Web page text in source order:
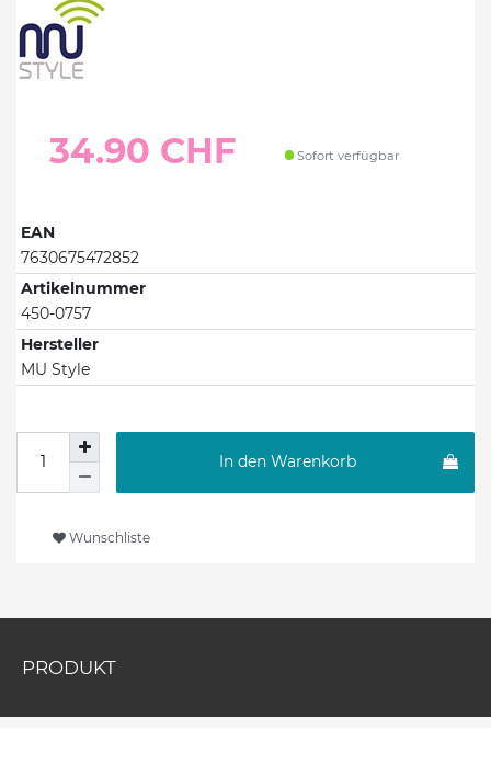
34.90 CHF Sofort verfügbar
EAN
7630675472852
Artikelnummer
450-0757
Hersteller
MU Style
In den Warenkorb
Wunschliste
PRODUKT